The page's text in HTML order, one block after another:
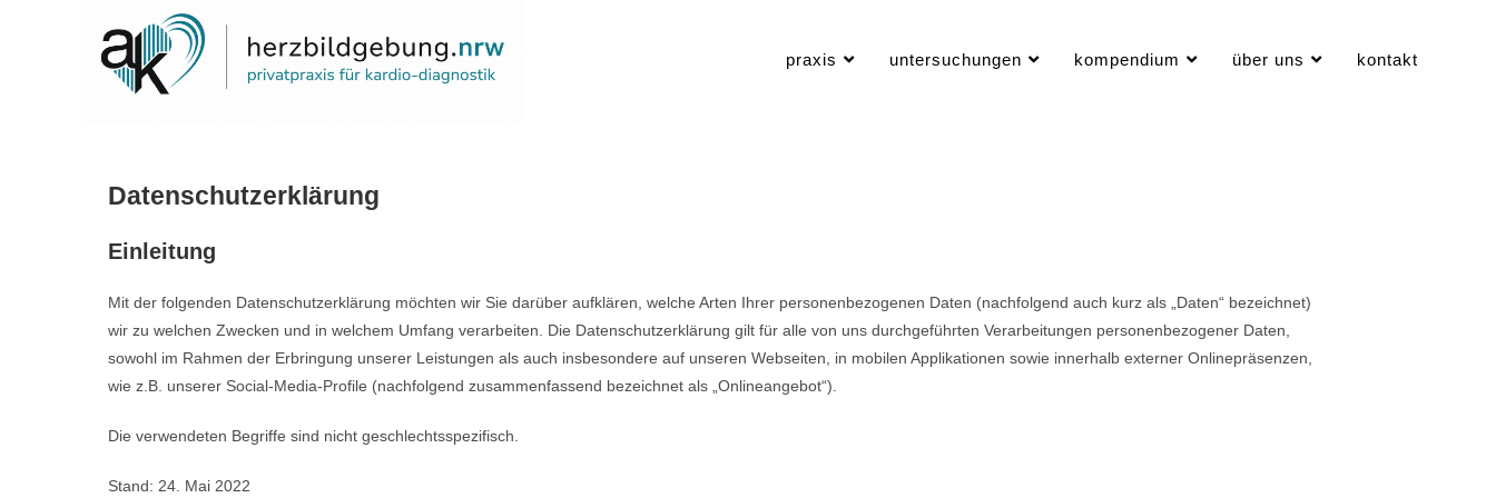
praxis untersuchungen kompendium über uns kontakt
Datenschutzerklärung
Einleitung
Mit der folgenden Datenschutzerklärung möchten wir Sie darüber aufklären, welche Arten Ihrer personenbezogenen Daten (nachfolgend auch kurz als „Daten“ bezeichnet)
wir zu welchen Zwecken und in welchem Umfang verarbeiten. Die Datenschutzerklärung gilt für alle von uns durchgeführten Verarbeitungen personenbezogener Daten,
sowohl im Rahmen der Erbringung unserer Leistungen als auch insbesondere auf unseren Webseiten, in mobilen Applikationen sowie innerhalb externer Onlinepräsenzen,
wie z.B. unserer Social-Media-Profile (nachfolgend zusammenfassend bezeichnet als „Onlineangebot“).
Die verwendeten Begriffe sind nicht geschlechtsspezifisch.
Stand: 24. Mai 2022